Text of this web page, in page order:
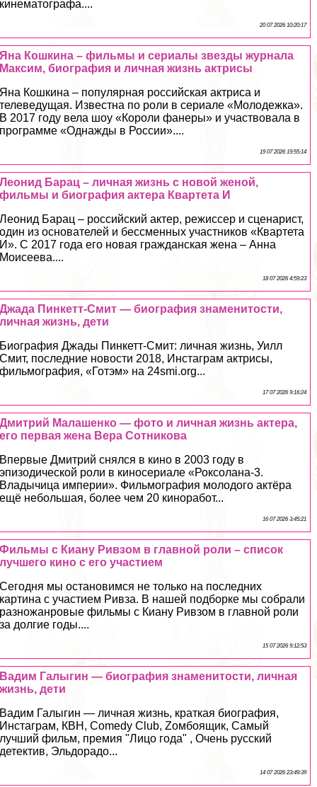
кинематографа....
20 07 2026 10:20:17
Яна Кошкина – фильмы и сериалы звезды журнала
Максим, биография и личная жизнь актрисы
Яна Кошкина – популярная российская актриса и
телеведущая. Известна по роли в сериале «Молодежка».
В 2017 году вела шоу «Короли фанеры» и участвовала в
программе «Однажды в России»....
19 07 2026 19:55:14
Леонид Барац – личная жизнь с новой женой,
фильмы и биография актера Квартета И
Леонид Барац – российский актер, режиссер и сценарист,
один из основателей и бессменных участников «Квартета
И». С 2017 года его новая гражданская жена – Анна
Моисеева....
18 07 2026 4:59:23
Джада Пинкетт-Смит — биография знаменитости,
личная жизнь, дети
Биография Джады Пинкетт-Смит: личная жизнь, Уилл
Смит, последние новости 2018, Инстаграм актрисы,
фильмография, «Готэм» на 24smi.org...
17 07 2026 9:16:24
Дмитрий Малашенко — фото и личная жизнь актера,
его первая жена Вера Сотникова
Впервые Дмитрий снялся в кино в 2003 году в
эпизодической роли в киносериале «Роксолана-3.
Владычица империи». Фильмография молодого актёра
ещё небольшая, более чем 20 киноработ...
16 07 2026 3:45:21
Фильмы с Киану Ривзом в главной роли – список
лучшего кино с его участием
Сегодня мы остановимся не только на последних
картина с участием Ривза. В нашей подборке мы собрали
разножанровые фильмы с Киану Ривзом в главной роли
за долгие годы....
15 07 2026 9:12:53
Вадим Галыгин — биография знаменитости, личная
жизнь, дети
Вадим Галыгин — личная жизнь, краткая биография,
Инстаграм, КВН, Comedy Club, Zомбоящик, Самый
лучший фильм, премия "Лицо года" , Очень русский
детектив, Эльдорадо...
14 07 2026 23:49:39